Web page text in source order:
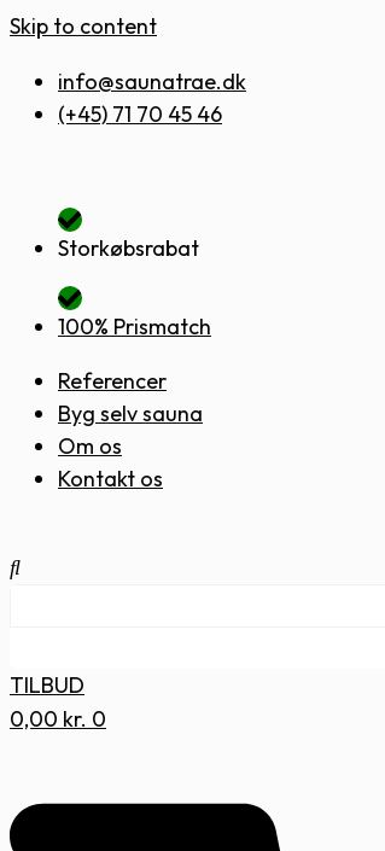
Skip to content
info@saunatrae.dk
(+45) 71 70 45 46
Storkøbsrabat
100% Prismatch
Referencer
Byg selv sauna
Om os
Kontakt os
TILBUD
0,00 kr. 0